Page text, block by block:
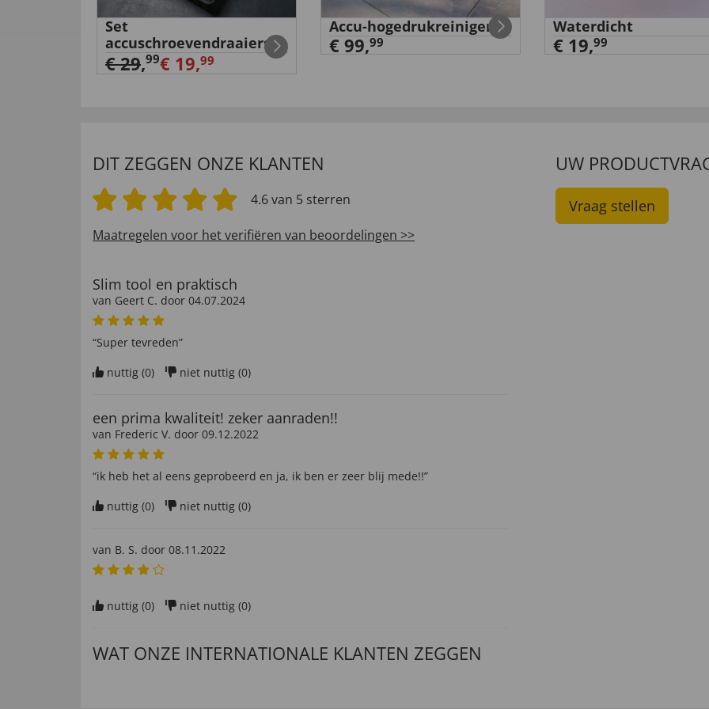
Set
accuschroevendraaiers
€ 29,99€ 19,99
Accu-hogedrukreiniger
€ 99,99
Waterdicht
€ 19,99
DIT ZEGGEN ONZE KLANTEN
4.6 van 5 sterren
Maatregelen voor het verifiëren van beoordelingen >>
Slim tool en praktisch
van Geert C. door 04.07.2024
“Super tevreden”
nuttig (0) niet nuttig (0)
een prima kwaliteit! zeker aanraden!!
van Frederic V. door 09.12.2022
“ik heb het al eens geprobeerd en ja, ik ben er zeer blij mede!!”
nuttig (0) niet nuttig (0)
van B. S. door 08.11.2022
nuttig (0) niet nuttig (0)
WAT ONZE INTERNATIONALE KLANTEN ZEGGEN
UW
Vraag stellen